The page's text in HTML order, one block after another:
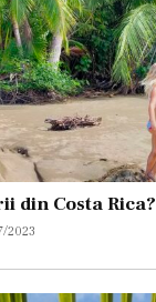
din Costa Rica?
2023